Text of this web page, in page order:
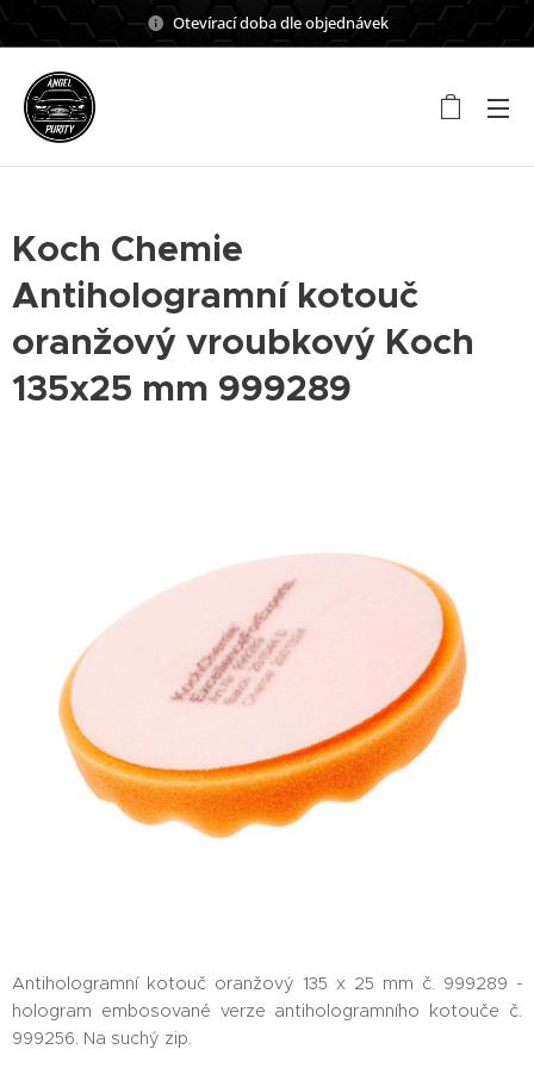
Otevírací doba dle objednávek
Koch Chemie
Antihologramní kotouč
oranžový vroubkový Koch
135x25 mm 999289
Antihologramní kotouč oranžový 135 x 25 mm č. 999289 -
hologram embosované verze antihologramního kotouče č.
999256. Na suchý zip.